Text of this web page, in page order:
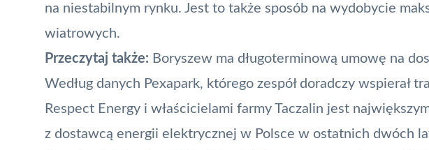
na niestabilnym rynku. Jest to także sposób na wydobycie
wiatrowych.
Przeczytaj także: Boryszew ma długoterminową umowę na
Według danych Pexapark, którego zespół doradczy wspierał
Respect Energy i właścicielami farmy Taczalin jest
z dostawcą energii elektrycznej w Polsce w ostatnich dwóch